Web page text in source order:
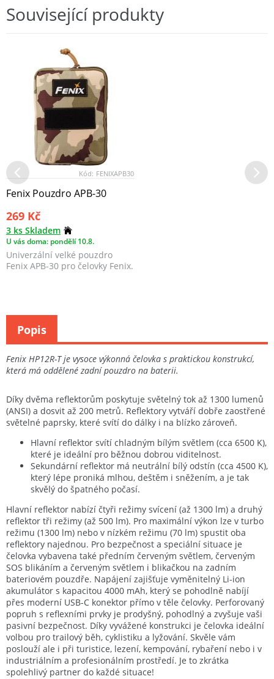
Související produkty
Kód: FENIXAPB30
Fenix Pouzdro APB-30
269 Kč
3 ks Skladem
U vás doma: pondělí 10.8.
Univerzální velké pouzdro
Fenix APB-30 pro čelovky Fenix.
Fenix HP12R-T je vysoce výkonná čelovka s praktickou konstrukcí,
která má oddělené zadní pouzdro na baterii.
Díky dvěma reflektorům poskytuje světelný tok až 1300 lumenů
(ANSI) a dosvit až 200 metrů. Reflektory vytváří dobře zaostřené
světelné paprsky, které svítí do dálky i na blízko zároveň.
Hlavní reflektor svítí chladným bílým světlem (cca 6500 K),
které je ideální pro běžnou dobrou viditelnost.
Sekundární reflektor má neutrální bílý odstín (cca 4500 K),
který lépe proniká mlhou, deštěm i sněžením, a je tak
skvělý do špatného počasí.
Hlavní reflektor nabízí čtyři režimy svícení (až 1300 lm) a druhý
reflektor tři režimy (až 500 lm). Pro maximální výkon lze v turbo
režimu (1300 lm) nebo v nízkém režimu (70 lm) spustit oba
reflektory najednou. Pro bezpečnost a speciální situace je
čelovka vybavena také předním červeným světlem, červeným
SOS blikáním a červeným světlem i blikačkou na zadním
bateriovém pouzdře. Napájení zajišťuje vyměnitelný Li-ion
akumulátor s kapacitou 4000 mAh, který se pohodlně nabíjí
přes moderní USB-C konektor přímo v těle čelovky. Perforovaný
popruh s reflexními prvky je prodyšný, pohodlný a zvyšuje vaši
pasivní bezpečnost. Díky vyvážené konstrukci je čelovka ideální
volbou pro trailový běh, cyklistiku a lyžování. Skvěle vám
poslouží ale i při turistice, lezení, kempování, rybaření nebo i v
industriálním a profesionálním prostředí. Je to zkrátka
spolehlivý partner do každé situace!
Popis